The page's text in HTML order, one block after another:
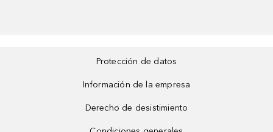
Protección de datos
Información de la empresa
Derecho de desistimiento